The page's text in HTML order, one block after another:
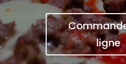
ligne